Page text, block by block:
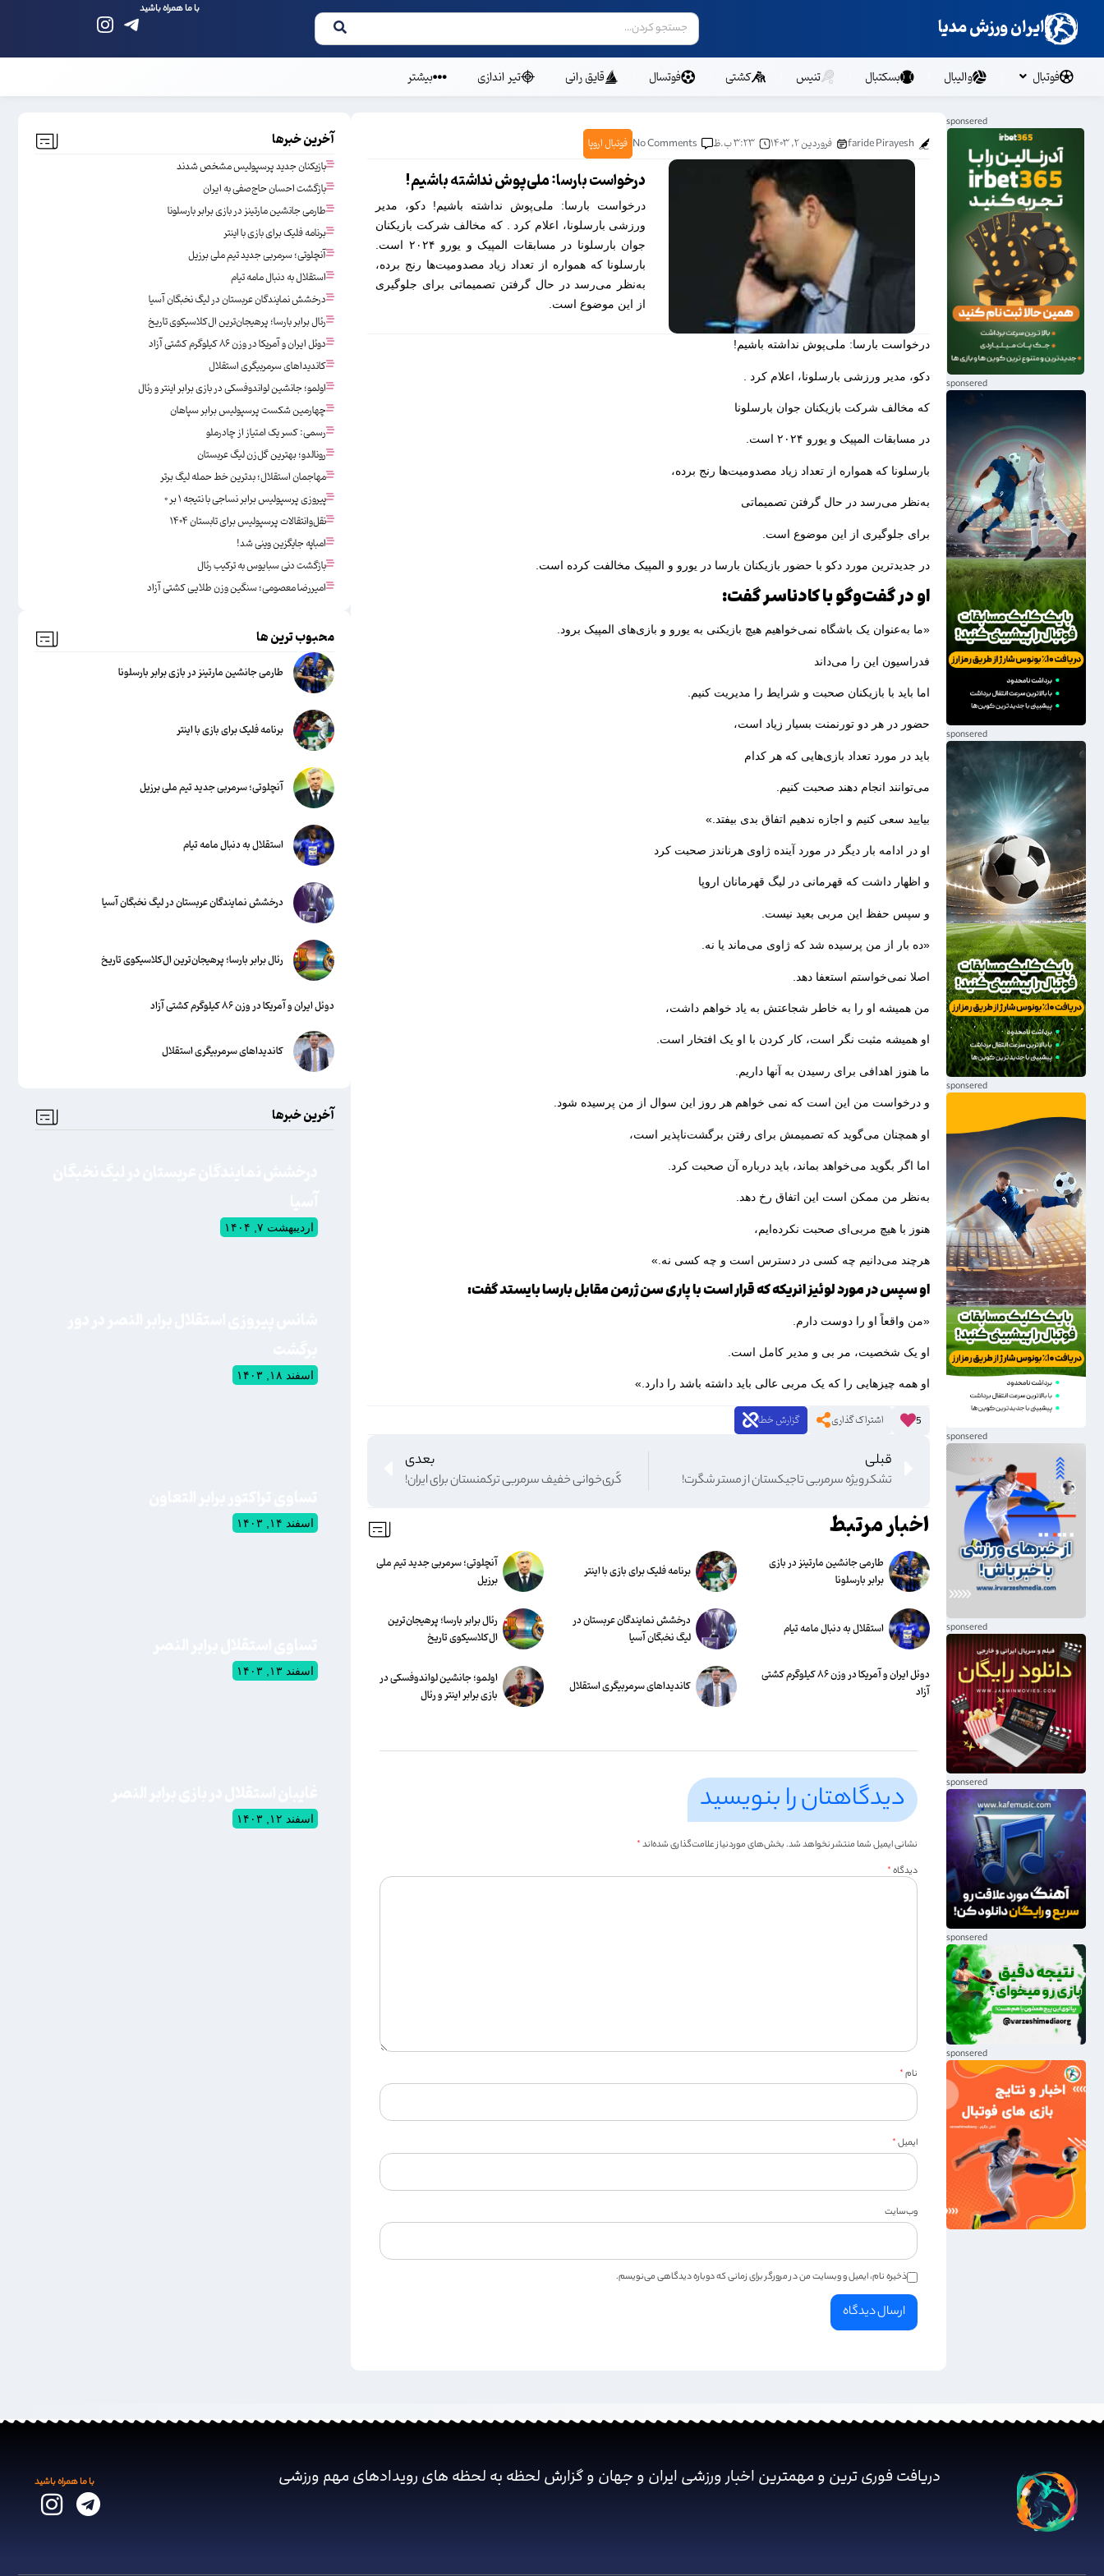
ایران ورزش مدیا
با ما همراه باشید
فوتبال والیبال بسکتبال تنیس کشتی فوتسال قایق رانی تیر اندازی بیشتر
faride Pirayesh فروردین ۲, ۱۴۰۳ ۳:۲۳ ب.ظ No Comments فوتبال اروپا
درخواست بارسا: ملی‌پوش نداشته باشیم!
درخواست بارسا: ملی‌پوش نداشته باشیم! دکو، مدیر
ورزشی بارسلونا، اعلام کرد . که مخالف شرکت بازیکنان
جوان بارسلونا در مسابقات المپیک و یورو ۲۰۲۴ است.
بارسلونا که همواره از تعداد زیاد مصدومیت‌ها رنج برده،
به‌نظر می‌رسد در حال گرفتن تصمیماتی برای جلوگیری
از این موضوع است.
درخواست بارسا: ملی‌پوش نداشته باشیم!
دکو، مدیر ورزشی بارسلونا، اعلام کرد .
که مخالف شرکت بازیکنان جوان بارسلونا
در مسابقات المپیک و یورو ۲۰۲۴ است.
بارسلونا که همواره از تعداد زیاد مصدومیت‌ها رنج برده،
به‌نظر می‌رسد در حال گرفتن تصمیماتی
برای جلوگیری از این موضوع است.
در جدیدترین مورد دکو با حضور بازیکنان بارسا در یورو و المپیک مخالفت کرده است.
او در گفت‌وگو با کادناسر گفت:
«ما به‌عنوان یک باشگاه نمی‌خواهیم هیچ بازیکنی به یورو و بازی‌های المپیک برود.
فدراسیون این را می‌داند
اما باید با بازیکنان صحبت و شرایط را مدیریت کنیم.
حضور در هر دو تورنمنت بسیار زیاد است،
باید در مورد تعداد بازی‌هایی که هر کدام
می‌توانند انجام دهند صحبت کنیم.
بیایید سعی کنیم و اجازه ندهیم اتفاق بدی بیفتد.»
او در ادامه بار دیگر در مورد آینده ژاوی هرناندز صحبت کرد
و اظهار داشت که قهرمانی در لیگ قهرمانان اروپا
و سپس حفظ این مربی بعید نیست.
«ده بار از من پرسیده شد که ژاوی می‌ماند یا نه.
اصلا نمی‌خواستم استعفا دهد.
من همیشه او را به‌ خاطر شجاعتش به یاد خواهم داشت،
او همیشه مثبت‌ نگر است، کار کردن با او یک افتخار است.
ما هنوز اهدافی برای رسیدن به آنها داریم.
و درخواست من این است که نمی‌ خواهم هر روز این سوال از من پرسیده شود.
او همچنان می‌گوید که تصمیمش برای رفتن برگشت‌ناپذیر است،
اما اگر بگوید می‌خواهد بماند، باید درباره آن صحبت کرد.
به‌نظر من ممکن است این اتفاق رخ دهد.
هنوز با هیچ مربی‌ای صحبت نکرده‌ایم،
هرچند می‌دانیم چه کسی در دسترس است و چه کسی نه.»
او سپس در مورد لوئیز انریکه که قرار است با پاری سن ژرمن مقابل بارسا بایستد گفت:
«من واقعاً او را دوست دارم.
او یک شخصیت، مر بی و مدیر کامل است.
او همه چیزهایی را که یک مربی عالی باید داشته باشد را دارد.»
5 اشتراک گذاری گزارش خطا
قبلی
تشکر ویژه سرمربی تاجیکستان از مستر شگرت!
بعدی
کُری‌خوانی خفیف سرمربی ترکمنستان برای ایران!
اخبار مرتبط
طارمی جانشین مارتینز در بازی
برابر بارسلونا
برنامه فلیک برای بازی با اینتر
آنچلوتی؛ سرمربی جدید تیم ملی
برزیل
استقلال به دنبال مامه تیام
درخشش نمایندگان عربستان در
لیگ نخبگان آسیا
رئال برابر بارسا؛ پرهیجان‌‌ترین
ال‌کلاسیکوی تاریخ
دوئل ایران و آمریکا در وزن ۸۶ کیلوگرم کشتی
آزاد
کاندیداهای سرمربیگری استقلال
اولمو؛ جانشین لواندوفسکی در
بازی برابر اینتر و رئال
دیدگاهتان را بنویسید
نشانی ایمیل شما منتشر نخواهد شد.بخش‌های موردنیاز علامت‌گذاری شده‌اند*
دیدگاه*
نام*
ایمیل*
وب‌سایت
ذخیره نام، ایمیل و وبسایت من در مرورگر برای زمانی که دوباره دیدگاهی می‌نویسم.
آخرین خبرها
بازیکنان جدید پرسپولیس مشخص شدند
بازگشت احسان حاج‌صفی به ایران
طارمی جانشین مارتینز در بازی برابر بارسلونا
برنامه فلیک برای بازی با اینتر
آنچلوتی؛ سرمربی جدید تیم ملی برزیل
استقلال به دنبال مامه تیام
درخشش نمایندگان عربستان در لیگ نخبگان آسیا
رئال برابر بارسا؛ پرهیجان‌‌ترین ال‌کلاسیکوی تاریخ
دوئل ایران و آمریکا در وزن ۸۶ کیلوگرم کشتی آزاد
کاندیداهای سرمربیگری استقلال
اولمو؛ جانشین لواندوفسکی در بازی برابر اینتر و رئال
چهارمین شکست پرسپولیس برابر سپاهان
رسمی: کسر یک امتیاز از چادرملو
رونالدو؛ بهترین گل‌زن لیگ عربستان
مهاجمان استقلال؛ بدترین خط حمله لیگ برتر
پیروزی پرسپولیس برابر نساجی با نتیجه ۱ بر ۰
نقل‌وانتقالات پرسپولیس برای تابستان ۱۴۰۴
امباپه جایگزین وینی شد!
بازگشت دنی سبایوس به ترکیب رئال
امیررضا معصومی؛ سنگین وزن طلایی کشتی آزاد
محبوب ترین ها
طارمی جانشین مارتینز در بازی برابر بارسلونا
برنامه فلیک برای بازی با اینتر
آنچلوتی؛ سرمربی جدید تیم ملی برزیل
استقلال به دنبال مامه تیام
درخشش نمایندگان عربستان در لیگ نخبگان آسیا
رئال برابر بارسا؛ پرهیجان‌‌ترین ال‌کلاسیکوی تاریخ
دوئل ایران و آمریکا در وزن ۸۶ کیلوگرم کشتی آزاد
کاندیداهای سرمربیگری استقلال
آخرین خبرها
اردیبهشت ۷, ۱۴۰۴
اسفند ۱۸, ۱۴۰۳
اسفند ۱۴, ۱۴۰۳
اسفند ۱۳, ۱۴۰۳
اسفند ۱۲, ۱۴۰۳
دریافت فوری ترین و مهمترین اخبار ورزشی ایران و جهان و گزارش لحظه به لحظه های رویدادهای مهم ‌ورزشی با ما همراه باشید